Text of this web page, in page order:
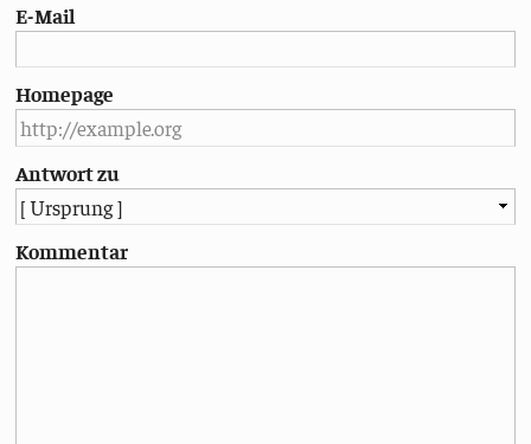
E-Mail
Homepage
Antwort zu
Kommentar